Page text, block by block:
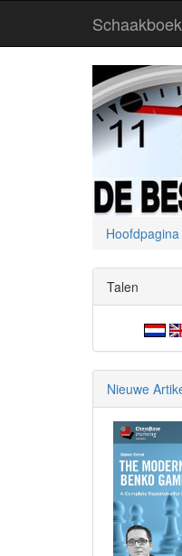
Hoofdpagina
Talen
Nieuwe